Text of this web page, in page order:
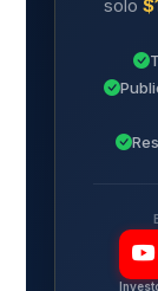
solo